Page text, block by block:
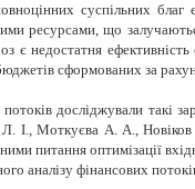
суспільних благ
ресурсами, що
є недостатня
сформованих за
потоків досліджували
Моткуєва А. А.,
питання оптимізації
аналізу фінансових